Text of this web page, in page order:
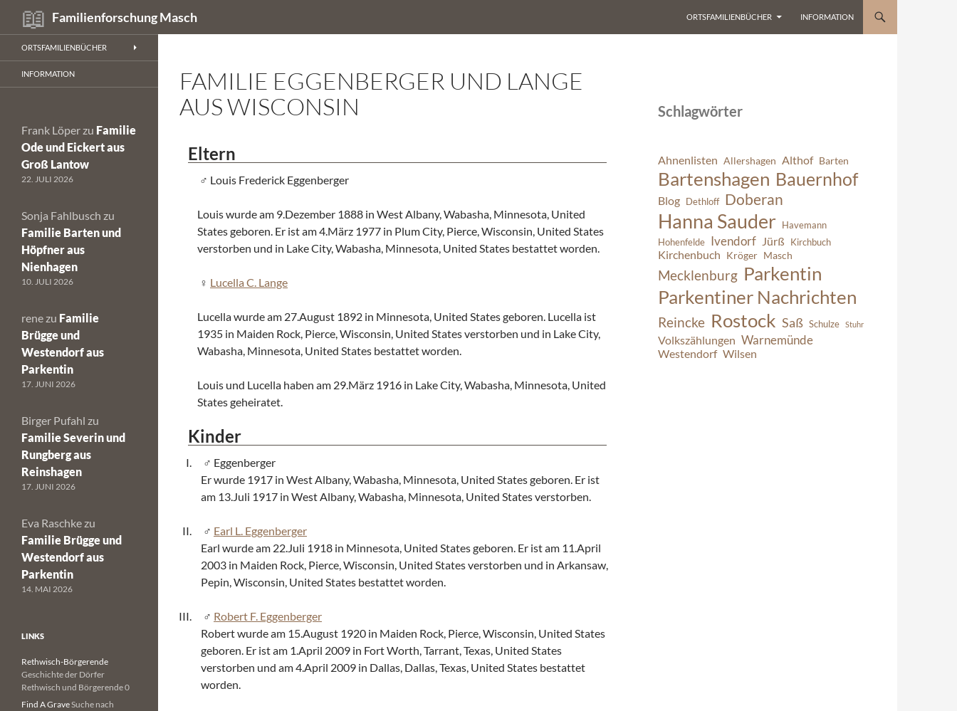
Inhalt
springen
Familienforschung Masch
Suchen
ORTSFAMILIENBÜCHER INFORMATION
FAMILIE EGGENBERGER UND LANGE
AUS WISCONSIN
Eltern
Louis Frederick Eggenberger
Louis wurde am 9.Dezember 1888 in West Albany, Wabasha, Minnesota, United
States geboren. Er ist am 4.März 1977 in Plum City, Pierce, Wisconsin, United States
verstorben und in Lake City, Wabasha, Minnesota, United States bestattet worden.
Lucella C. Lange
Lucella wurde am 27.August 1892 in Minnesota, United States geboren. Lucella ist
1935 in Maiden Rock, Pierce, Wisconsin, United States verstorben und in Lake City,
Wabasha, Minnesota, United States bestattet worden.
Louis und Lucella haben am 29.März 1916 in Lake City, Wabasha, Minnesota, United
States geheiratet.
Kinder
Eggenberger
Er wurde 1917 in West Albany, Wabasha, Minnesota, United States geboren. Er ist
am 13.Juli 1917 in West Albany, Wabasha, Minnesota, United States verstorben.
Earl L. Eggenberger
Earl wurde am 22.Juli 1918 in Minnesota, United States geboren. Er ist am 11.April
2003 in Maiden Rock, Pierce, Wisconsin, United States verstorben und in Arkansaw,
Pepin, Wisconsin, United States bestattet worden.
Robert F. Eggenberger
Robert wurde am 15.August 1920 in Maiden Rock, Pierce, Wisconsin, United States
geboren. Er ist am 1.April 2009 in Fort Worth, Tarrant, Texas, United States
verstorben und am 4.April 2009 in Dallas, Dallas, Texas, United States bestattet
worden.
Schlagwörter
Ahnenlisten Allershagen Althof Barten
Bartenshagen Bauernhof
Blog Dethloff Doberan
Hanna Sauder
Havemann
Hohenfelde Ivendorf Jürß Kirchbuch
Kirchenbuch Kröger Masch
Mecklenburg Parkentin
Parkentiner Nachrichten
Reincke Rostock Saß Schulze Stuhr
Volkszählungen Warnemünde
Westendorf Wilsen
ORTSFAMILIENBÜCHER
INFORMATION
Frank Löper zu Familie
Ode und Eickert aus
Groß Lantow
22. JULI 2026
Sonja Fahlbusch zu
Familie Barten und
Höpfner aus
Nienhagen
10. JULI 2026
rene zu Familie
Brügge und
Westendorf aus
Parkentin
17. JUNI 2026
Birger Pufahl zu
Familie Severin und
Rungberg aus
Reinshagen
17. JUNI 2026
Eva Raschke zu
Familie Brügge und
Westendorf aus
Parkentin
14. MAI 2026
LINKS
Rethwisch-Börgerende
Geschichte der Dörfer
Rethwisch und Börgerende 0
Find A GraveSuche nach